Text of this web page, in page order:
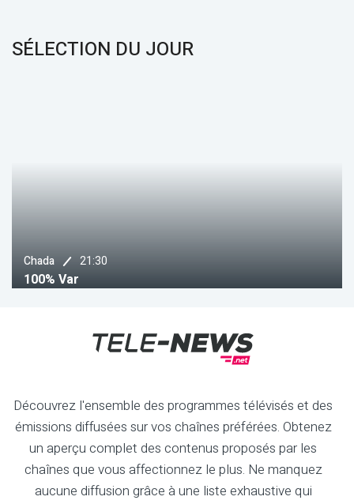
SÉLECTION DU JOUR
Chada 21:30
100% Var
Découvrez l'ensemble des programmes télévisés et des
émissions diffusées sur vos chaînes préférées. Obtenez
un aperçu complet des contenus proposés par les
chaînes que vous affectionnez le plus. Ne manquez
aucune diffusion grâce à une liste exhaustive qui